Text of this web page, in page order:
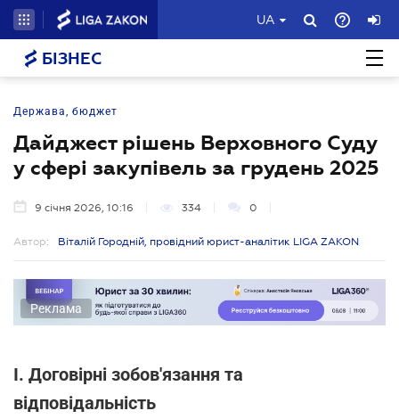
UA
БІЗНЕС
Держава, бюджет
Дайджест рішень Верховного Суду
у сфері закупівель за грудень 2025
9 січня 2026, 10:16 334 0
Автор: Віталій Городній, провідний юрист-аналітик LIGA ZAKON
Реклама
I. Договірні зобов'язання та
відповідальність